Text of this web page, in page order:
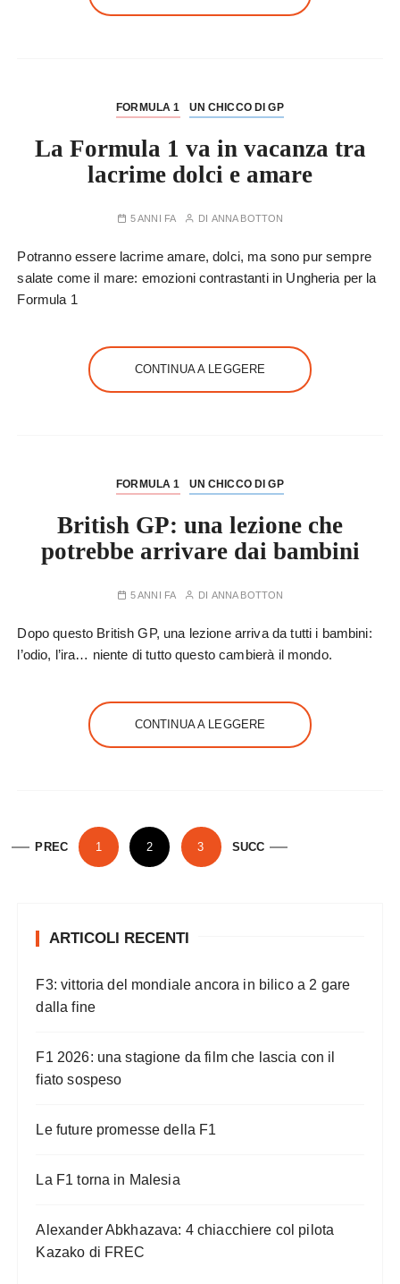
FORMULA 1 UN CHICCO DI GP
La Formula 1 va in vacanza tra
lacrime dolci e amare
5 ANNI FA DI ANNA BOTTON
Potranno essere lacrime amare, dolci, ma sono pur sempre
salate come il mare: emozioni contrastanti in Ungheria per la
Formula 1
CONTINUA A LEGGERE
FORMULA 1 UN CHICCO DI GP
British GP: una lezione che
potrebbe arrivare dai bambini
5 ANNI FA DI ANNA BOTTON
Dopo questo British GP, una lezione arriva da tutti i bambini:
l’odio, l’ira… niente di tutto questo cambierà il mondo.
CONTINUA A LEGGERE
PREC 1 2 3 SUCC
ARTICOLI RECENTI
F3: vittoria del mondiale ancora in bilico a 2 gare
dalla fine
F1 2026: una stagione da film che lascia con il
fiato sospeso
Le future promesse della F1
La F1 torna in Malesia
Alexander Abkhazava: 4 chiacchiere col pilota
Kazako di FREC